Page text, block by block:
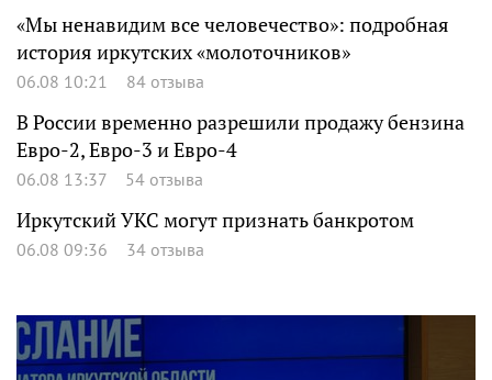
«Мы ненавидим все человечество»: подробная
история иркутских «молоточников»
06.08 10:21 84 отзыва
В России временно разрешили продажу бензина
Евро-2, Евро-3 и Евро-4
06.08 13:37 54 отзыва
Иркутский УКС могут признать банкротом
06.08 09:36 34 отзыва